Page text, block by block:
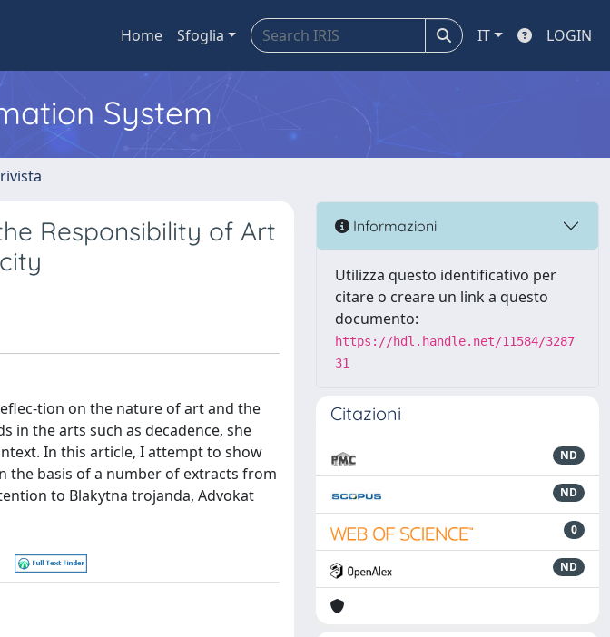
Home Sfoglia IT LOGIN
System
Responsibility of Art
tion on the nature of art and the
in the arts such as decadence, she
In this article, I attempt to show
the basis of a number of extracts from
to Blakytna trojanda, Advokat
Informazioni
Utilizza questo identificativo per
citare o creare un link a questo
documento:
https://hdl.handle.net/11584/3287
31
Citazioni
ND
ND
0
ND